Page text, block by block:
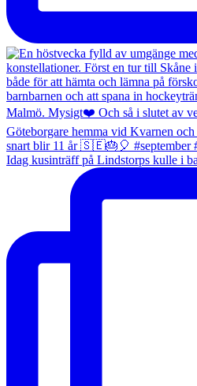
Idag kusinträff på Lindstorps kulle i